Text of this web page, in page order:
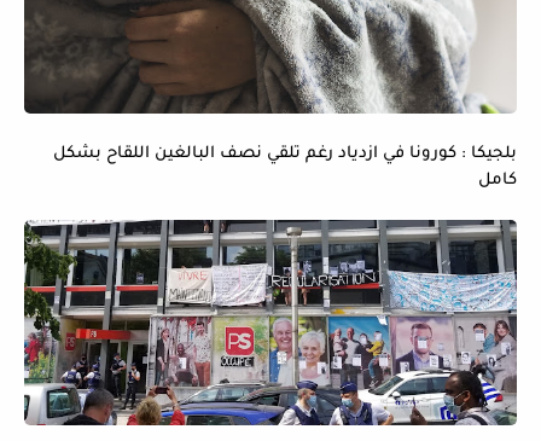
بلجيكا : كورونا في ازدياد رغم تلقي نصف البالغين اللقاح بشكل
كامل